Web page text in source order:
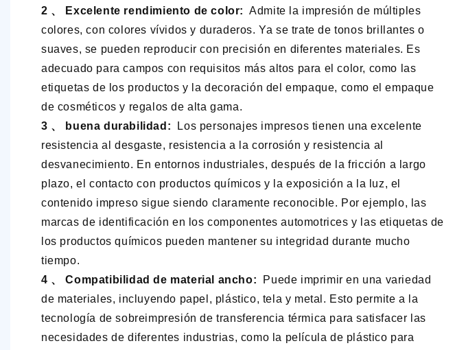
2 、 Excelente rendimiento de color: Admite la impresión de múltiples
colores, con colores vívidos y duraderos. Ya se trate de tonos brillantes o
suaves, se pueden reproducir con precisión en diferentes materiales. Es
adecuado para campos con requisitos más altos para el color, como las
etiquetas de los productos y la decoración del empaque, como el empaque
de cosméticos y regalos de alta gama.
3 、 buena durabilidad:
Los personajes impresos tienen una excelente
resistencia al desgaste, resistencia a la corrosión y resistencia al
desvanecimiento. En entornos industriales, después de la fricción a largo
plazo, el contacto con productos químicos y la exposición a la luz, el
contenido impreso sigue siendo claramente reconocible. Por ejemplo, las
marcas de identificación en los componentes automotrices y las etiquetas de
los productos químicos pueden mantener su integridad durante mucho
tiempo.
4 、 Compatibilidad de material ancho:
Puede imprimir en una variedad
de materiales, incluyendo papel, plástico, tela y metal. Esto permite a la
tecnología de sobreimpresión de transferencia térmica para satisfacer las
necesidades de diferentes industrias, como la película de plástico para